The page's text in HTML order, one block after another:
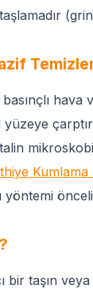
hava
yöntemi
bir taşın